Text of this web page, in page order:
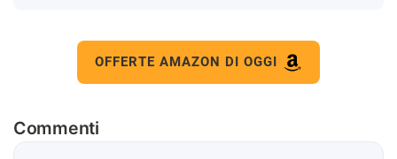
OFFERTE AMAZON DI OGGI
Commenti